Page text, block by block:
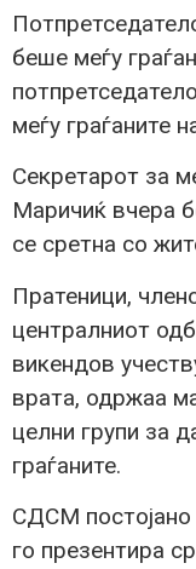
беше меѓу
меѓу граѓаните
Секретарот за
Маричиќ вчера
се сретна со
Пратеници,
централниот
викендов
врата, одржаа
целни групи за
граѓаните.
СДСМ постојано
го презентира